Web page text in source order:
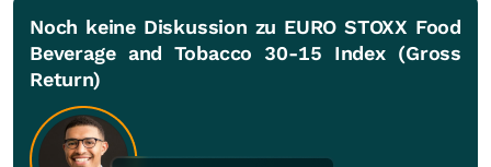
Noch keine Diskussion zu EURO STOXX Food
Beverage and Tobacco 30-15 Index (Gross
Return)